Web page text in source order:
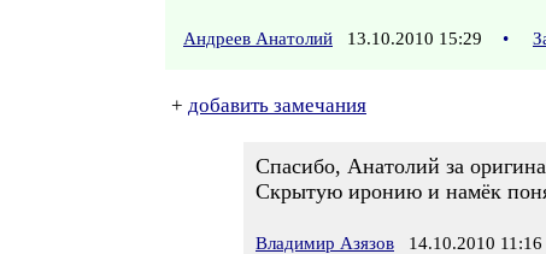
Андреев Анатолий 13.10.2010 15:29 •
+ добавить замечания
Спасибо, Анатолий за
Скрытую иронию и намёк
Владимир Азязов 14.10.2010 11:16